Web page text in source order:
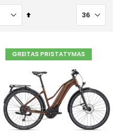
Mažėjančia
GREITAS PRISTATYMAS